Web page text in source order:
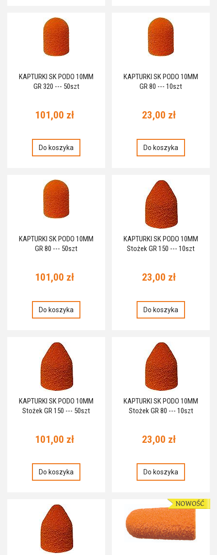
KAPTURKI SK PODO 10MM
GR 320 --- 50szt
101,00 zł
Do koszyka
KAPTURKI SK PODO 10MM
GR 80 --- 10szt
23,00 zł
Do koszyka
KAPTURKI SK PODO 10MM
GR 80 --- 50szt
101,00 zł
Do koszyka
KAPTURKI SK PODO 10MM
Stożek GR 150 --- 10szt
23,00 zł
Do koszyka
KAPTURKI SK PODO 10MM
Stożek GR 150 --- 50szt
101,00 zł
Do koszyka
KAPTURKI SK PODO 10MM
Stożek GR 80 --- 10szt
23,00 zł
Do koszyka